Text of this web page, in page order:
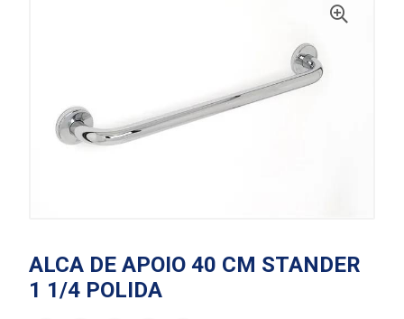
ALCA DE APOIO 40 CM STANDER
1 1/4 POLIDA